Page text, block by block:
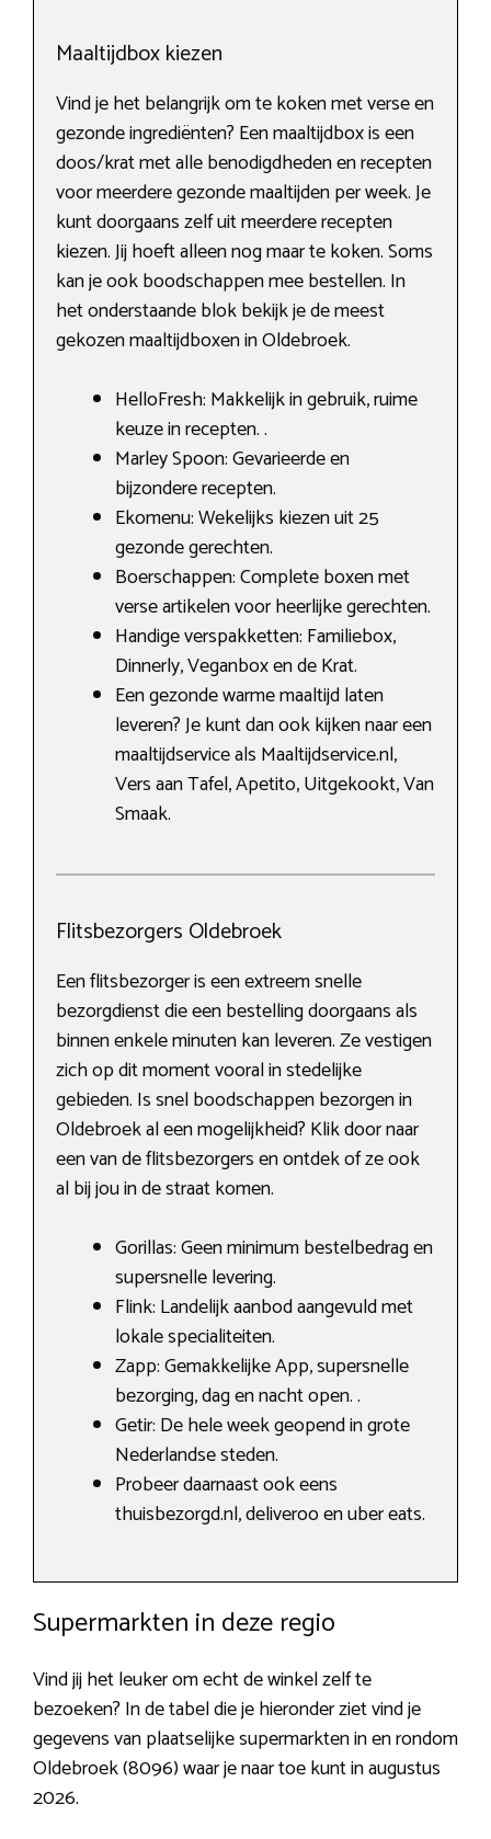
Maaltijdbox kiezen
Vind je het belangrijk om te koken met verse en
gezonde ingrediënten? Een maaltijdbox is een
doos/krat met alle benodigdheden en recepten
voor meerdere gezonde maaltijden per week. Je
kunt doorgaans zelf uit meerdere recepten
kiezen. Jij hoeft alleen nog maar te koken. Soms
kan je ook boodschappen mee bestellen. In
het onderstaande blok bekijk je de meest
gekozen maaltijdboxen in Oldebroek.
HelloFresh: Makkelijk in gebruik, ruime
keuze in recepten. .
Marley Spoon: Gevarieerde en
bijzondere recepten.
Ekomenu: Wekelijks kiezen uit 25
gezonde gerechten.
Boerschappen: Complete boxen met
verse artikelen voor heerlijke gerechten.
Handige verspakketten: Familiebox,
Dinnerly, Veganbox en de Krat.
Een gezonde warme maaltijd laten
leveren? Je kunt dan ook kijken naar een
maaltijdservice als Maaltijdservice.nl,
Vers aan Tafel, Apetito, Uitgekookt, Van
Smaak.
Flitsbezorgers Oldebroek
Een flitsbezorger is een extreem snelle
bezorgdienst die een bestelling doorgaans als
binnen enkele minuten kan leveren. Ze vestigen
zich op dit moment vooral in stedelijke
gebieden. Is snel boodschappen bezorgen in
Oldebroek al een mogelijkheid? Klik door naar
een van de flitsbezorgers en ontdek of ze ook
al bij jou in de straat komen.
Gorillas: Geen minimum bestelbedrag en
supersnelle levering.
Flink: Landelijk aanbod aangevuld met
lokale specialiteiten.
Zapp: Gemakkelijke App, supersnelle
bezorging, dag en nacht open. .
Getir: De hele week geopend in grote
Nederlandse steden.
Probeer daarnaast ook eens
thuisbezorgd.nl, deliveroo en uber eats.
Supermarkten in deze regio
Vind jij het leuker om echt de winkel zelf te
bezoeken? In de tabel die je hieronder ziet vind je
gegevens van plaatselijke supermarkten in en rondom
Oldebroek (8096) waar je naar toe kunt in augustus
2026.